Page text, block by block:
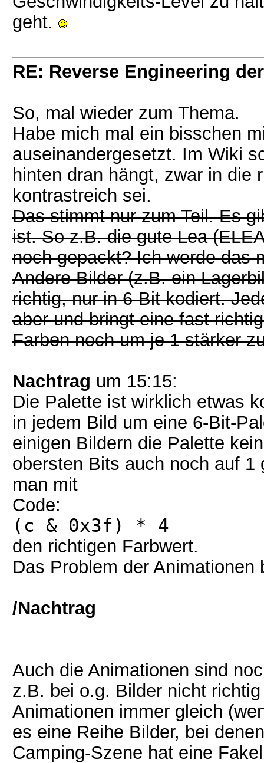
geht.
RE: Reverse Engineering
So, mal wieder zum Thema.
Habe mich mal ein bisschen
auseinandergesetzt. Im Wiki
hinten dran hängt, zwar in die
kontrastreich sei.
Das stimmt nur zum Teil. Es
ist. So z.B. die gute Lea
noch gepackt? Ich werde das
Andere Bilder (z.B. ein
richtig, nur in 6-Bit kodiert.
aber und bringt eine fast
Farben noch um je 1 stärker
Nachtrag um 15:15:
Die Palette ist wirklich etwas
in jedem Bild um eine 6-Bit-
einigen Bildern die Palette
obersten Bits auch noch auf
man mit
Code:
(c & 0x3f) * 4
den richtigen Farbwert.
Das Problem der Animationen
/Nachtrag
Auch die Animationen sind
z.B. bei o.g. Bilder nicht
Animationen immer gleich
es eine Reihe Bilder, bei
Camping-Szene hat eine